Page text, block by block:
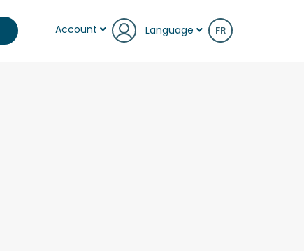
Account Language FR